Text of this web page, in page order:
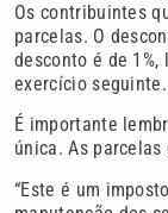
Os contribuintes
parcelas. O
desconto é de
exercício
É importante
única. As
“Este é um